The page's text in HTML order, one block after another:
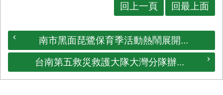
回上一頁 回最上面
南市黑面琵鷺保育季活動熱鬧展開...
台南第五救災救護大隊大灣分隊辦...